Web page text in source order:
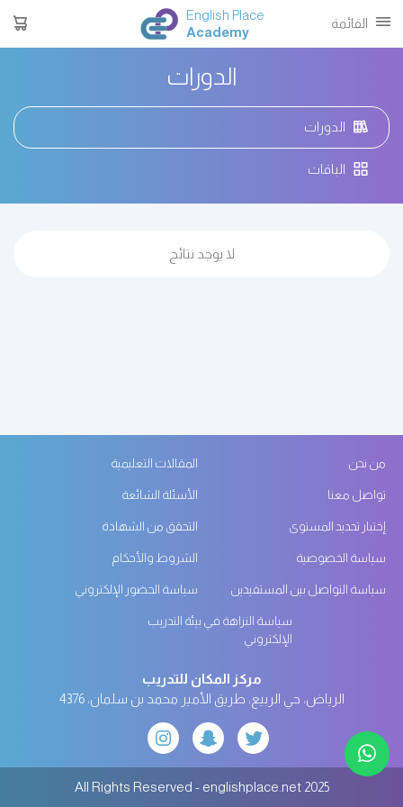
القائمة
English Place
Academy
الدورات
الدورات
الباقات
لا يوجد نتائج
من نحن المقالات التعليمية
تواصل معنا الأسئلة الشائعة
إختبار تحديد المستوى التحقق من الشهادة
سياسة الخصوصية الشروط والأحكام
سياسة التواصل بين المستفيدين سياسة الحضور الإلكتروني
سياسة النزاهة في بيئة التدريب
الإلكتروني
مركز المكان للتدريب
الرياض، حي الربيع، طريق الأمير محمد بن سلمان، 4376
All Rights Reserved - englishplace.net 2025